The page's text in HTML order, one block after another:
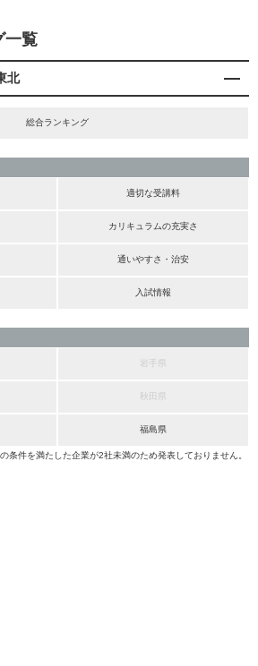
一覧
北
総合ランキング
適切な受講料
カリキュラムの充実さ
通いやすさ・治安
入試情報
岩手県
秋田県
福島県
条件を満たした企業が2社未満のため発表しておりません。